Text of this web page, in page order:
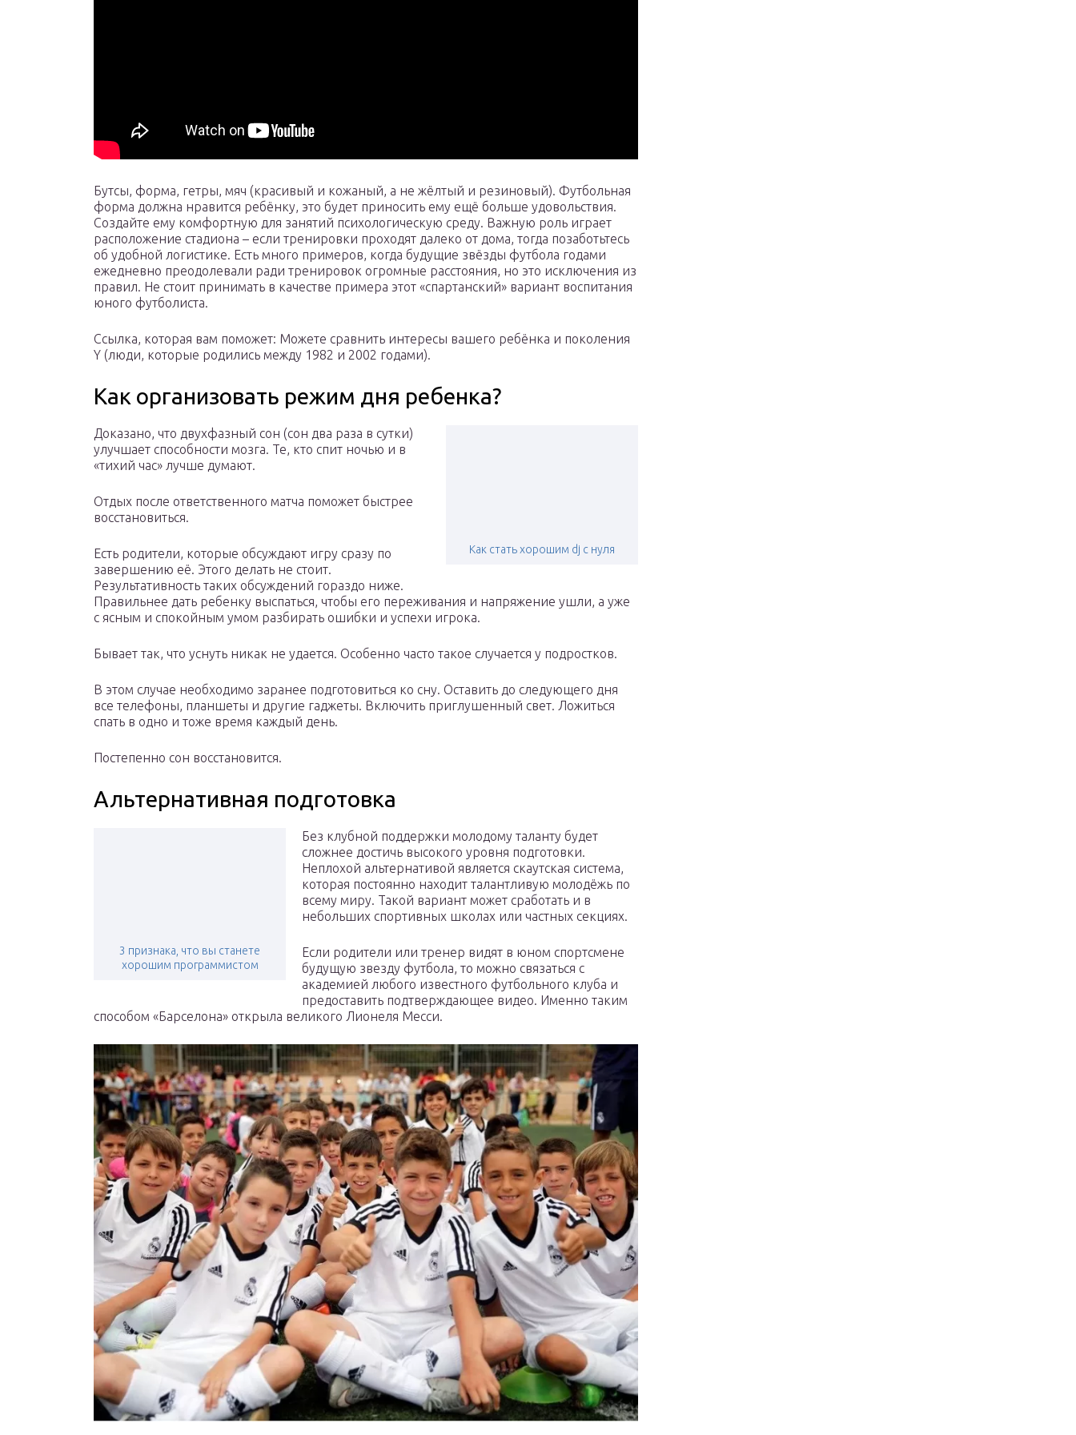
Бутсы, форма, гетры, мяч (красивый и кожаный, а не жёлтый и резиновый). Футбольная
форма должна нравится ребёнку, это будет приносить ему ещё больше удовольствия.
Создайте ему комфортную для занятий психологическую среду. Важную роль играет
расположение стадиона – если тренировки проходят далеко от дома, тогда позаботьтесь
об удобной логистике. Есть много примеров, когда будущие звёзды футбола годами
ежедневно преодолевали ради тренировок огромные расстояния, но это исключения из
правил. Не стоит принимать в качестве примера этот «спартанский» вариант воспитания
юного футболиста.
Ссылка, которая вам поможет: Можете сравнить интересы вашего ребёнка и поколения
Y (люди, которые родились между 1982 и 2002 годами).
Как организовать режим дня ребенка?
Как стать хорошим dj с нуля
Доказано, что двухфазный сон (сон два раза в сутки)
улучшает способности мозга. Те, кто спит ночью и в
«тихий час» лучше думают.
Отдых после ответственного матча поможет быстрее
восстановиться.
Есть родители, которые обсуждают игру сразу по
завершению её. Этого делать не стоит.
Результативность таких обсуждений гораздо ниже.
Правильнее дать ребенку выспаться, чтобы его переживания и напряжение ушли, а уже
с ясным и спокойным умом разбирать ошибки и успехи игрока.
Бывает так, что уснуть никак не удается. Особенно часто такое случается у подростков.
В этом случае необходимо заранее подготовиться ко сну. Оставить до следующего дня
все телефоны, планшеты и другие гаджеты. Включить приглушенный свет. Ложиться
спать в одно и тоже время каждый день.
Постепенно сон восстановится.
Альтернативная подготовка
3 признака, что вы станете
хорошим программистом
Без клубной поддержки молодому таланту будет
сложнее достичь высокого уровня подготовки.
Неплохой альтернативой является скаутская система,
которая постоянно находит талантливую молодёжь по
всему миру. Такой вариант может сработать и в
небольших спортивных школах или частных секциях.
Если родители или тренер видят в юном спортсмене
будущую звезду футбола, то можно связаться с
академией любого известного футбольного клуба и
предоставить подтверждающее видео. Именно таким
способом «Барселона» открыла великого Лионеля Месси.